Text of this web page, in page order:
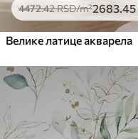
4472.42RSD/m²2683.45
Велике латице акварела